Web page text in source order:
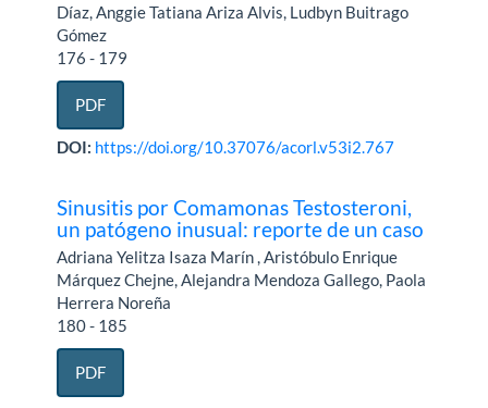
Díaz, Anggie Tatiana Ariza Alvis, Ludbyn Buitrago
Gómez
176 - 179
PDF
DOI: https://doi.org/10.37076/acorl.v53i2.767
Sinusitis por Comamonas Testosteroni,
un patógeno inusual: reporte de un caso
Adriana Yelitza Isaza Marín , Aristóbulo Enrique
Márquez Chejne, Alejandra Mendoza Gallego, Paola
Herrera Noreña
180 - 185
PDF